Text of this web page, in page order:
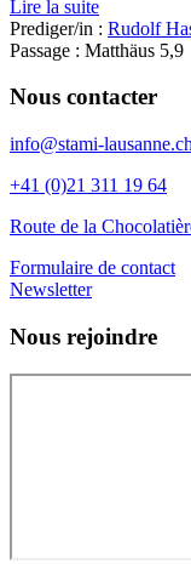
Lire la suite
Prediger/in : Rudolf
Passage : Matthäus 5,9
Nous contacter
info@stami-lausanne.ch
+41 (0)21 311 19 64
Route de la
Formulaire de contact
Newsletter
Nous rejoindre